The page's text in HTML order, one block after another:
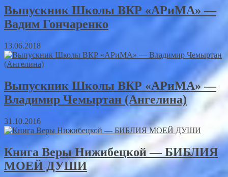
Выпускник Школы ВКР «АРиМА» —
Вадим Гончаренко
13.06.2018
Выпускник Школы ВКР «АРиМА» —
Владимир Чемыртан (Ангелина)
31.10.2016
Книга Веры Нижибецкой — БИБЛИЯ
МОЕЙ ДУШИ